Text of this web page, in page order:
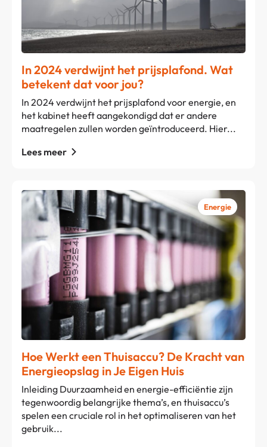
In 2024 verdwijnt het prijsplafond. Wat
betekent dat voor jou?
In 2024 verdwijnt het prijsplafond voor energie, en
het kabinet heeft aangekondigd dat er andere
maatregelen zullen worden geïntroduceerd. Hier...
Lees meer
Energie
Hoe Werkt een Thuisaccu? De Kracht van
Energieopslag in Je Eigen Huis
Inleiding Duurzaamheid en energie-efficiëntie zijn
tegenwoordig belangrijke thema’s, en thuisaccu’s
spelen een cruciale rol in het optimaliseren van het
gebruik...